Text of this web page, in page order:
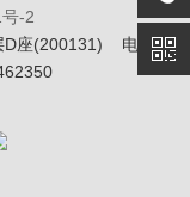
-2
D座(200131) 电话：